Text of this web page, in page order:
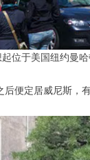
位于美国纽约曼
后便定居威尼斯，